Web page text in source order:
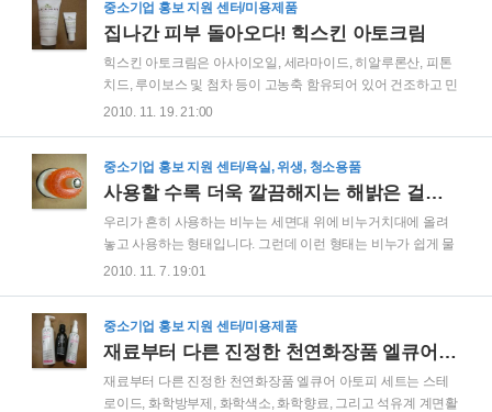
지저분해 지고 비누도 오래 사용하지 못하게 됩니다. 특히 천연
비누의 경우 비누가 쉽게 무르기 때문에 심한 경우에는 새 비누
의 경우에도 몆일 사용하지 않아서 다 물러 버리는 경우도 있습
니다. 그러나 걸이형 비누의 경우에는 비누가 바닥면에 접촉을
중소기업 홍보 지원 센터/미용제품
집나간 피부 돌아오다! 힉스킨 아토크림
힉스킨 아토크림은 아사이오일, 세라마이드, 히알루론산, 피톤
치드, 루이보스 및 첨차 등이 고농축 함유되어 있어 건조하고 민
감한 피부에 탁월한 효과가 있는 화장품으로 스테로이드가 전
작용으로 염증을 억제해 주고, 아사이베리에 함유되어 있는 폴
리페놀은 아토피를 일으키는 사이토카인이라는 효소를 차단시
켜 증상을 억제하는 효과를 가집니다. 또한 비타민과 미네랄 등
각종 식물성 성분이 다량 함유되어 있습니다. 그리고 세라마이
2010. 11. 19. 21:00
중소기업 홍보 지원 센터/욕실, 위생, 청소용품
사용할 수록 더욱 깔끔해지는 해밝은 걸이형 비누
우리가 흔히 사용하는 비누는 세면대 위에 비누거치대에 올려
놓고 사용하는 형태입니다. 그런데 이런 형태는 비누가 쉽게 물
러서 세면대도 지저분해질 뿐만 아니라 비누도 쉽게 물러서 오
형 비누는 비누 걸이대에 비누를 걸어서 사용하는 형태로 압축
판과 걸이대를 연결하여 비누걸이대를 벽에 고정시키고 비누를
걸어서 사용하는 새로운 형태의 비누입니다. 비누가 바닥면에
접촉을 하지 않고 벽에 걸려있는 형태이므로 비누가 놓여 있는
2010. 11. 7. 19:01
중소기업 홍보 지원 센터/미용제품
재료부터 다른 진정한 천연화장품 엘큐어 아토피 세트
재료부터 다른 진정한 천연화장품 엘큐어 아토피 세트는 스테
로이드, 화학방부제, 화학색소, 화학향료, 그리고 석유계 계면활